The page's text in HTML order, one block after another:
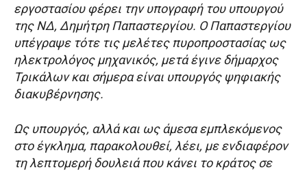
εργοστασίου φέρει την υπογραφή του υπουργού
της ΝΔ, Δημήτρη Παπαστεργίου. Ο Παπαστεργίου
υπέγραψε τότε τις μελέτες πυροπροστασίας ως
ηλεκτρολόγος μηχανικός, μετά έγινε δήμαρχος
Τρικάλων και σήμερα είναι υπουργός ψηφιακής
διακυβέρνησης.
Ως υπουργός, αλλά και ως άμεσα εμπλεκόμενος
στο έγκλημα, παρακολουθεί, λέει, με ενδιαφέρον
τη λεπτομερή δουλειά που κάνει το κράτος σε